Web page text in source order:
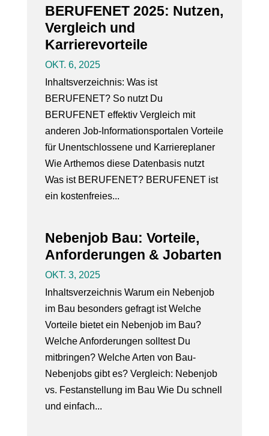
BERUFENET 2025: Nutzen,
Vergleich und
Karrierevorteile
OKT. 6, 2025
Inhaltsverzeichnis: Was ist
BERUFENET? So nutzt Du
BERUFENET effektiv Vergleich mit
anderen Job-Informationsportalen Vorteile
für Unentschlossene und Karriereplaner
Wie Arthemos diese Datenbasis nutzt
Was ist BERUFENET? BERUFENET ist
ein kostenfreies...
Nebenjob Bau: Vorteile,
Anforderungen & Jobarten
OKT. 3, 2025
Inhaltsverzeichnis Warum ein Nebenjob
im Bau besonders gefragt ist Welche
Vorteile bietet ein Nebenjob im Bau?
Welche Anforderungen solltest Du
mitbringen? Welche Arten von Bau-
Nebenjobs gibt es? Vergleich: Nebenjob
vs. Festanstellung im Bau Wie Du schnell
und einfach...